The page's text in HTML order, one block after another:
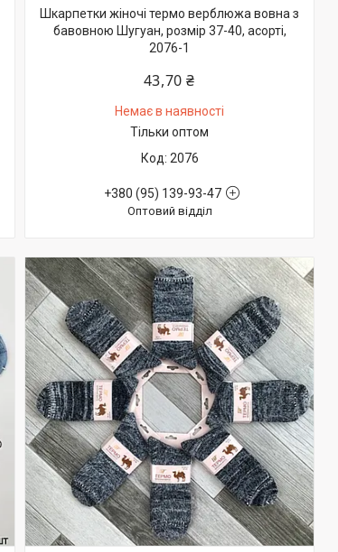
Шкарпетки жіночі термо верблюжа вовна з
бавовною Шугуан, розмір 37-40, асорті,
2076-1
43,70 ₴
Немає в наявності
Тільки оптом
2076
+380 (95) 139-93-47
Оптовий відділ